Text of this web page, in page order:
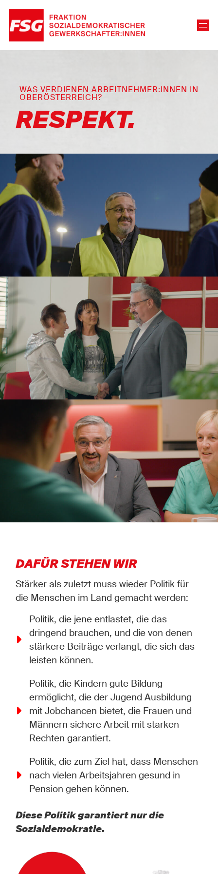
WAS VERDIENEN ARBEITNEHMER:INNEN IN
OBERÖSTERREICH?
RESPEKT.
DAFÜR STEHEN WIR
Stärker als zuletzt muss wieder Politik für
die Menschen im Land gemacht werden:
Politik, die jene entlastet, die das
dringend brauchen, und die von denen
stärkere Beiträge verlangt, die sich das
leisten können.
Politik, die Kindern gute Bildung
ermöglicht, die der Jugend Ausbildung
mit Jobchancen bietet, die Frauen und
Männern sichere Arbeit mit starken
Rechten garantiert.
Politik, die zum Ziel hat, dass Menschen
nach vielen Arbeitsjahren gesund in
Pension gehen können.
Diese Politik garantiert nur die
Sozialdemokratie.